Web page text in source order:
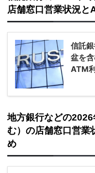
店舗窓口営業状況と
信託
盆を
ATM
地方銀行などの
む）の店舗窓口営業
め